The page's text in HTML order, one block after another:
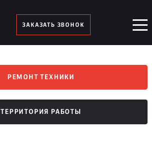
ЗАКАЗАТЬ ЗВОНОК
РЕМОНТ ТЕХНИКИ
ТЕРРИТОРИЯ РАБОТЫ